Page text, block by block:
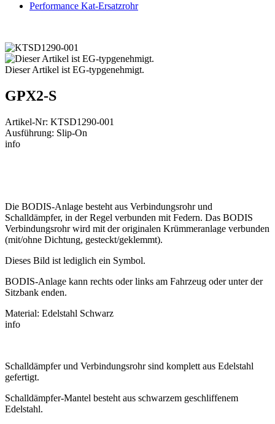
Performance Kat-Ersatzrohr
Dieser Artikel ist EG-typgenehmigt.
GPX2-S
Artikel-Nr: KTSD1290-001
Ausführung: Slip-On
info
Die BODIS-Anlage besteht aus Verbindungsrohr und
Schalldämpfer, in der Regel verbunden mit Federn. Das BODIS
Verbindungsrohr wird mit der originalen Krümmeranlage verbunden
(mit/ohne Dichtung, gesteckt/geklemmt).
Dieses Bild ist lediglich ein Symbol.
BODIS-Anlage kann rechts oder links am Fahrzeug oder unter der
Sitzbank enden.
Material: Edelstahl Schwarz
info
Schalldämpfer und Verbindungsrohr sind komplett aus Edelstahl
gefertigt.
Schalldämpfer-Mantel besteht aus schwarzem geschliffenem
Edelstahl.